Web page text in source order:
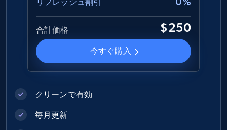
リフレッシュ割引
合計価格 $250
今すぐ購入
クリーンで有効
毎月更新